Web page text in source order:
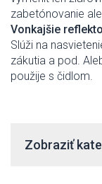
zabetónovanie
Vonkajšie
Slúži na
zákutia a pod.
použije s čidlom.
Zobraziť